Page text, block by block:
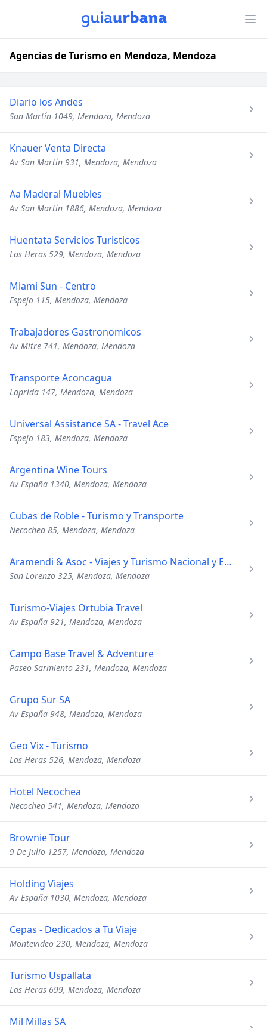
Agencias de Turismo en Mendoza, Mendoza
Diario los Andes
San Martín 1049, Mendoza, Mendoza
Knauer Venta Directa
Av San Martín 931, Mendoza, Mendoza
Aa Maderal Muebles
Av San Martín 1886, Mendoza, Mendoza
Huentata Servicios Turisticos
Las Heras 529, Mendoza, Mendoza
Miami Sun - Centro
Espejo 115, Mendoza, Mendoza
Trabajadores Gastronomicos
Av Mitre 741, Mendoza, Mendoza
Transporte Aconcagua
Laprida 147, Mendoza, Mendoza
Universal Assistance SA - Travel Ace
Espejo 183, Mendoza, Mendoza
Argentina Wine Tours
Av España 1340, Mendoza, Mendoza
Cubas de Roble - Turismo y Transporte
Necochea 85, Mendoza, Mendoza
Aramendi & Asoc - Viajes y Turismo Nacional y Estudiantil
San Lorenzo 325, Mendoza, Mendoza
Turismo-Viajes Ortubia Travel
Av España 921, Mendoza, Mendoza
Campo Base Travel & Adventure
Paseo Sarmiento 231, Mendoza, Mendoza
Grupo Sur SA
Av España 948, Mendoza, Mendoza
Geo Vix - Turismo
Las Heras 526, Mendoza, Mendoza
Hotel Necochea
Necochea 541, Mendoza, Mendoza
Brownie Tour
9 De Julio 1257, Mendoza, Mendoza
Holding Viajes
Av España 1030, Mendoza, Mendoza
Cepas - Dedicados a Tu Viaje
Montevideo 230, Mendoza, Mendoza
Turismo Uspallata
Las Heras 699, Mendoza, Mendoza
Mil Millas SA